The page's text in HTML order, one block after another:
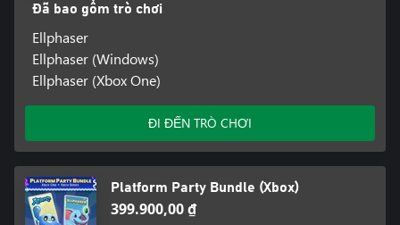
Đã bao gồm trò chơi
Ellphaser
Ellphaser (Windows)
Ellphaser (Xbox One)
ĐI ĐẾN TRÒ CHƠI
Platform Party Bundle (Xbox)
399.900,00 ₫